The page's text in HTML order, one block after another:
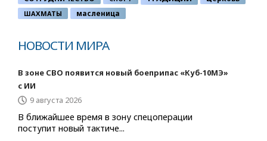
ШАХМАТЫ масленица
НОВОСТИ МИРА
В зоне СВО появится новый боеприпас «Куб-10МЭ»
с ИИ
9 августа 2026
В ближайшее время в зону спецоперации
поступит новый тактиче...